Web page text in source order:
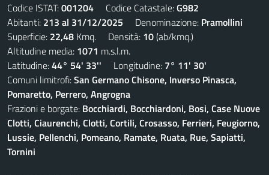
Codice ISTAT:001204 Codice Catastale:G982
Abitanti: 213 al 31/12/2025 Denominazione: Pramollini
Superficie: 22,48 Kmq. Densità: 10(ab/kmq.)
Altitudine media: 1071 m.s.l.m.
Latitudine:44° 54' 33'' Longitudine: 7° 11' 30'
Comuni limitrofi:San Germano Chisone, Inverso Pinasca,
Pomaretto, Perrero, Angrogna
Frazioni e borgate: Bocchiardi, Bocchiardoni, Bosi, Case Nuove
Clotti, Ciaurenchi, Clotti, Cortili, Crosasso, Ferrieri, Feugiorno,
Lussie, Pellenchi, Pomeano, Ramate, Ruata, Rue, Sapiatti,
Tornini